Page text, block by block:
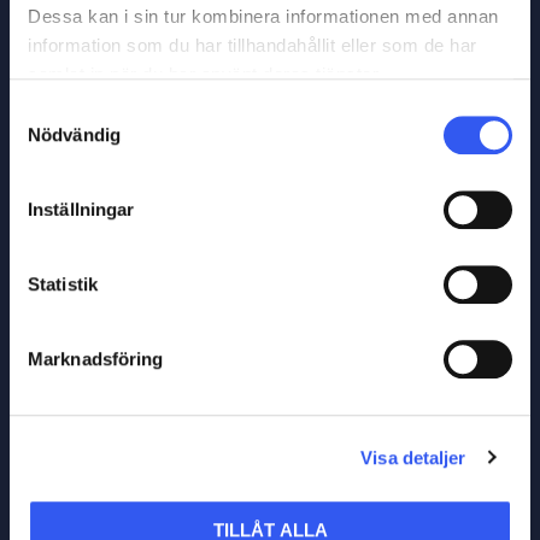
Dessa kan i sin tur kombinera informationen med annan
information som du har tillhandahållit eller som de har
Nödvändig
Inställningar
Statistik
Marknadsföring
Visa detaljer
TILLÅT ALLA